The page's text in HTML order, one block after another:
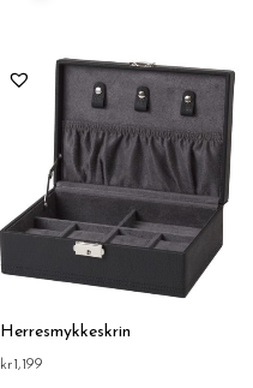
Herresmykkeskrin
kr1,199